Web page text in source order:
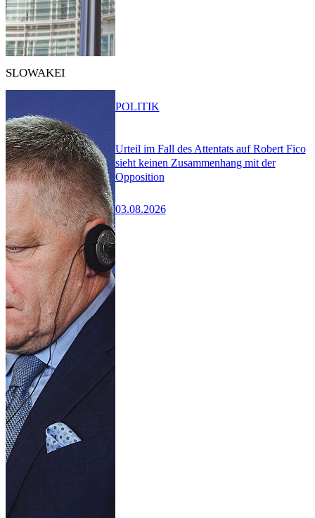
SLOWAKEI
Urteil im Fall des Attentats auf Robert Fico
sieht keinen Zusammenhang mit der
Opposition
03.08.2026
POLITIK